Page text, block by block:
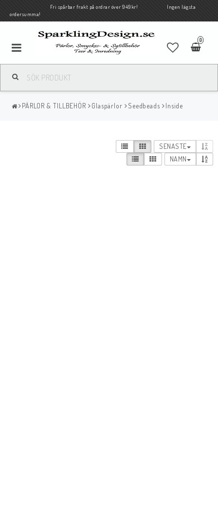
Fri spårbar frakt på ordrar över 949kr! Ingen lägsta
ordersumma!
0
PÄRLOR & TILLBEHÖR Glaspärlor Seedbeads Inside
SENASTE
NAMN